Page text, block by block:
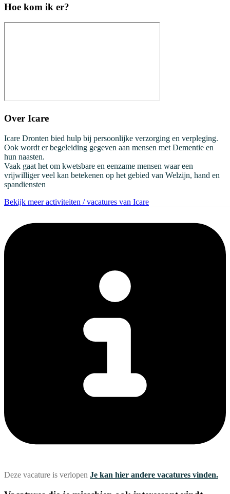
Hoe kom ik er?
Over Icare
Icare Dronten bied hulp bij persoonlijke verzorging en verpleging.
Ook wordt er begeleiding gegeven aan mensen met Dementie en
hun naasten.
Vaak gaat het om kwetsbare en eenzame mensen waar een
vrijwilliger veel kan betekenen op het gebied van Welzijn, hand en
spandiensten
Bekijk meer activiteiten / vacatures van Icare
Deze vacature is verlopen Je kan hier andere vacatures vinden.